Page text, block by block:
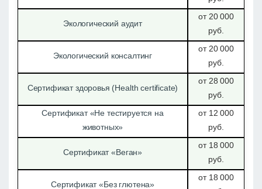
Экологический аудит
от 20 000
руб.
Экологический консалтинг
от 20 000
руб.
Сертификат здоровья (Health certificate)
от 28 000
руб.
Сертификат «Не тестируется на
животных»
от 12 000
руб.
Сертификат «Веган»
от 18 000
руб.
Сертификат «Без глютена»
от 18 000